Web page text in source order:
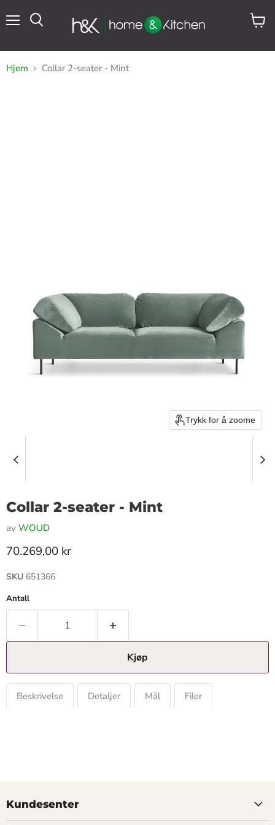
Se
Hjem Collar 2-seater - Mint
Trykk for å zoome
Collar 2-seater - Mint
av WOUD
Gjeldende pris
70.269,00 kr
SKU 651366
Antall
Kjøp
Beskrivelse Detaljer Mål Filer
Kundesenter